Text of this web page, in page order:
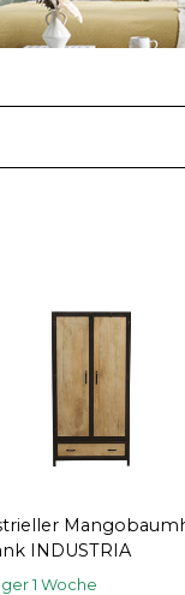
INDUSTRIA
1 Woche